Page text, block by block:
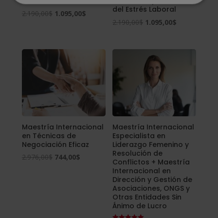
2.190,00$ El
era:
2.190,00$.
1.095,00$El
del Estrés Laboral
2.190,00$ El
era:
2.190,00$.
1.095,00$
Maestría Internacional
en Técnicas de
Negociación Eficaz
2.976,00$ El
744,00$El
Maestría Internacional
Especialista en
Liderazgo Femenino y
Resolución de
Conflictos + Maestría
Internacional en
Dirección y Gestión de
Asociaciones, ONGS y
Otras Entidades Sin
Ánimo de Lucro